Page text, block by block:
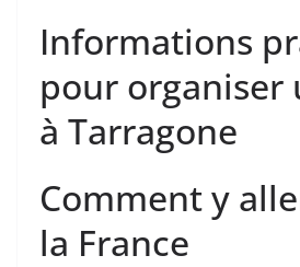
Informations
pour organiser
à Tarragone
Comment y
la France